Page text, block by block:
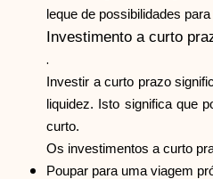
leque de possibilidades
Investimento a curto
.
Investir a curto prazo
liquidez. Isto significa que
curto.
Os investimentos a curto
Poupar para uma viagem